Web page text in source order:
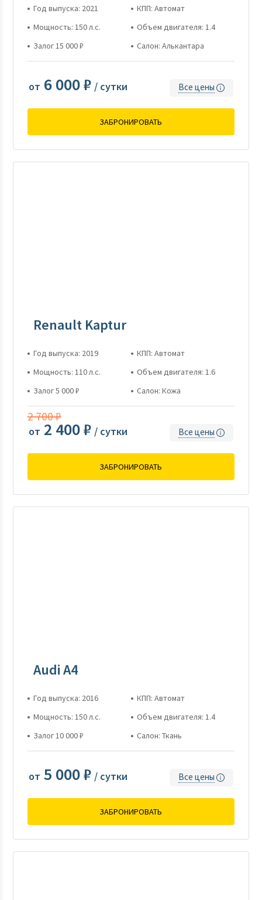
Год выпуска: 2021
КПП: Автомат
Мощность: 150 л.с.
Объем двигателя: 1.4
Залог 15 000 ₽
Салон: Алькантара
от 6 000 ₽ / сутки Все цены
ЗАБРОНИРОВАТЬ
Renault Kaptur
Год выпуска: 2019
КПП: Автомат
Мощность: 110 л.с.
Объем двигателя: 1.6
Залог 5 000 ₽
Салон: Кожа
2 700 ₽
от 2 400 ₽ / сутки Все цены
ЗАБРОНИРОВАТЬ
Audi A4
Год выпуска: 2016
КПП: Автомат
Мощность: 150 л.с.
Объем двигателя: 1.4
Залог 10 000 ₽
Салон: Ткань
от 5 000 ₽ / сутки Все цены
ЗАБРОНИРОВАТЬ